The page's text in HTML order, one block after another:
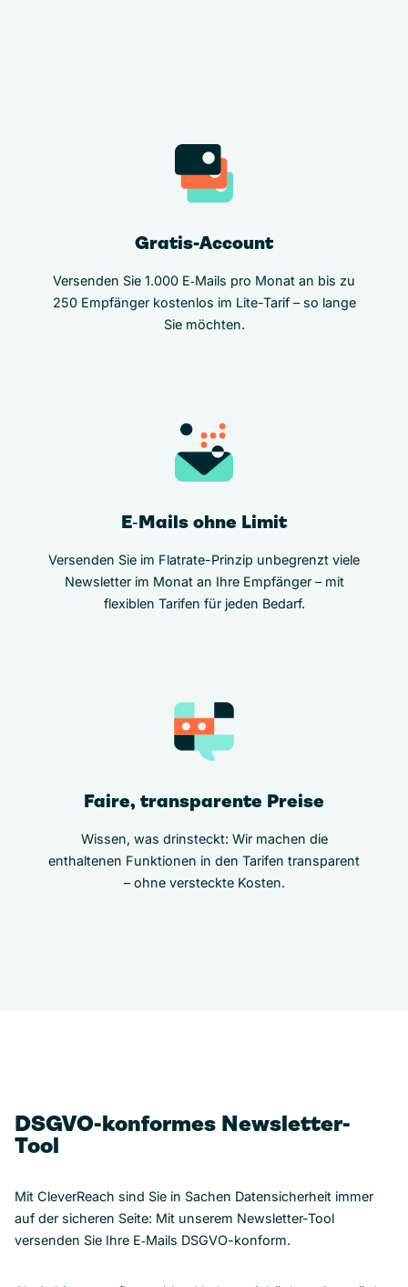
Gratis-Account
Versenden Sie 1.000 E‑Mails pro Monat an bis zu
250 Empfänger kostenlos im Lite-Tarif – so lange
Sie möchten.
E‑Mails ohne Limit
Versenden Sie im Flatrate-Prinzip unbegrenzt viele
Newsletter im Monat an Ihre Empfänger – mit
flexiblen Tarifen für jeden Bedarf.
Faire, transparente Preise
Wissen, was drinsteckt: Wir machen die
enthaltenen Funktionen in den Tarifen transparent
– ohne versteckte Kosten.
DSGVO-konformes Newsletter-
Tool
Mit CleverReach sind Sie in Sachen Datensicherheit immer
auf der sicheren Seite: Mit unserem Newsletter-Tool
versenden Sie Ihre E‑Mails DSGVO-konform.